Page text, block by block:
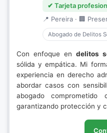
✔ Tarjeta
📍 Pereira · 🏢
Abogado de Delitos
Con enfoque en delitos
sólida y empática. Mi
experiencia en derecho
abordar casos con
abogado
garantizando protección y